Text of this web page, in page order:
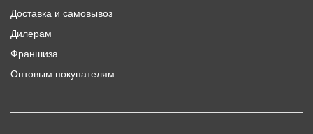
Доставка и самовывоз
Дилерам
Франшиза
Оптовым покупателям